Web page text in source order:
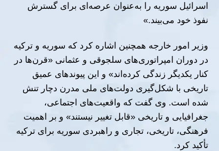
اسرائیل سوریه را به‌عنوان عرصه‌ای برای گسترش
نفوذ خود می‌بیند.»
وزیر امور خارجه همچنین اشاره کرد که سوریه و ترکیه
در دوران امپراتوری‌های سلجوقی و عثمانی «قرن‌ها در
کنار یکدیگر زندگی کرده‌اند» و این پیوندهای عمیق
تاریخی با شکل‌گیری دولت‌های ملی مدرن دچار تنش
شده است. وی گفت که واقعیت‌های اجتماعی،
جغرافیایی و تاریخی «قابل تغییر نیستند» و بر اهمیت
فرهنگی، تاریخی، تجاری و راهبردی سوریه برای ترکیه
تأکید کرد.